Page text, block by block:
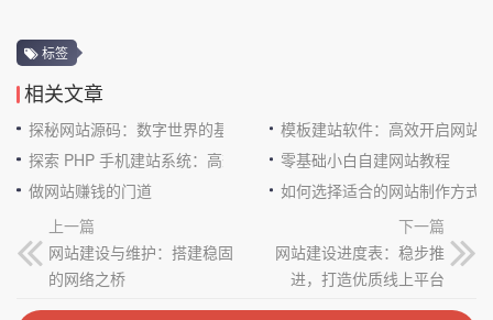
标签
相关文章
探秘网站源码：数字世界的基石
模板建站软件：高效开启网站
探索 PHP 手机建站系统：高效与便捷的完美结合零基础小白自建网站教程
做网站赚钱的门道
如何选择适合的网站制作方式
上一篇
网站建设与维护：搭建稳固
的网络之桥
下一篇
网站建设进度表：稳步推
进，打造优质线上平台